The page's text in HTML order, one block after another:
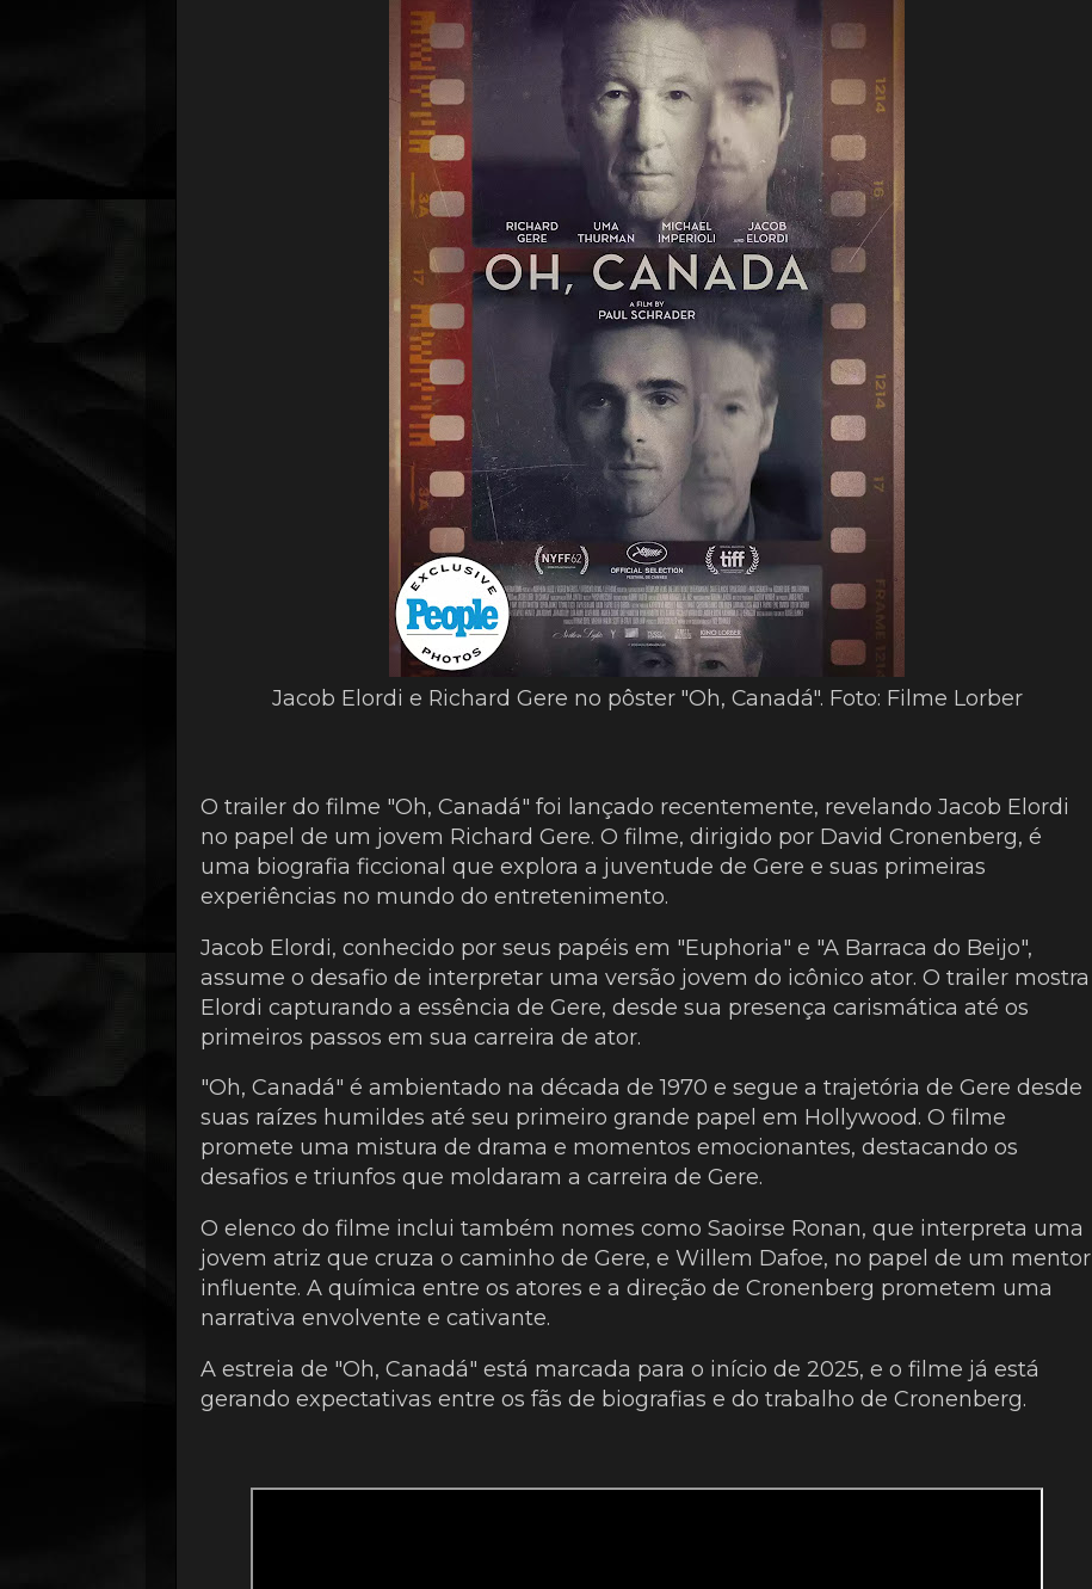
Jacob Elordi e Richard Gere no pôster "Oh, Canadá". Foto: Filme Lorber
O trailer do filme "Oh, Canadá" foi lançado recentemente, revelando Jacob Elordi
no papel de um jovem Richard Gere. O filme, dirigido por David Cronenberg, é
uma biografia ficcional que explora a juventude de Gere e suas primeiras
experiências no mundo do entretenimento.
Jacob Elordi, conhecido por seus papéis em "Euphoria" e "A Barraca do Beijo",
assume o desafio de interpretar uma versão jovem do icônico ator. O trailer mostra
Elordi capturando a essência de Gere, desde sua presença carismática até os
primeiros passos em sua carreira de ator.
"Oh, Canadá" é ambientado na década de 1970 e segue a trajetória de Gere desde
suas raízes humildes até seu primeiro grande papel em Hollywood. O filme
promete uma mistura de drama e momentos emocionantes, destacando os
desafios e triunfos que moldaram a carreira de Gere.
O elenco do filme inclui também nomes como Saoirse Ronan, que interpreta uma
jovem atriz que cruza o caminho de Gere, e Willem Dafoe, no papel de um mentor
influente. A química entre os atores e a direção de Cronenberg prometem uma
narrativa envolvente e cativante.
A estreia de "Oh, Canadá" está marcada para o início de 2025, e o filme já está
gerando expectativas entre os fãs de biografias e do trabalho de Cronenberg.